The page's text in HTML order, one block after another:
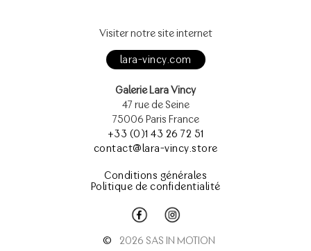
Visiter notre site internet
lara-vincy.com
Galerie Lara Vincy
47 rue de Seine
75006 Paris France
+33 (0)1 43 26 72 51
contact@lara-vincy.store
Conditions générales
Politique de confidentialité
© 2026 SAS IN MOTION